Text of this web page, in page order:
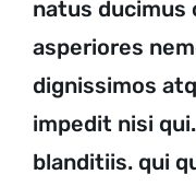
natus ducimus
asperiores
dignissimos
impedit nisi
blanditiis. qui